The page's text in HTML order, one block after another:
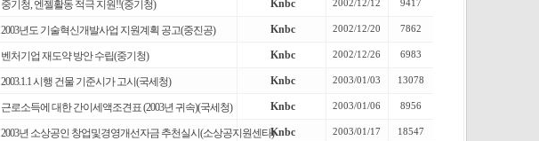
중기청, 엔젤활동 적극 지원!!(중기청) Knbc 2002/12/12 9417
2003년도 기술혁신개발사업 지원계획 공고(중진공) Knbc 2002/12/20 7862
벤처기업 재도약 방안 수립(중기청) Knbc 2002/12/26 6983
2003.1.1 시행 건물 기준시가 고시(국세청) Knbc 2003/01/03 13078
근로소득에 대한 간이세액조견표 (2003년 귀속)(국세청) Knbc 2003/01/06 8956
2003년 소상공인 창업및경영개선자금 추천실시(소상공지원센타)Knbc 2003/01/17 18547